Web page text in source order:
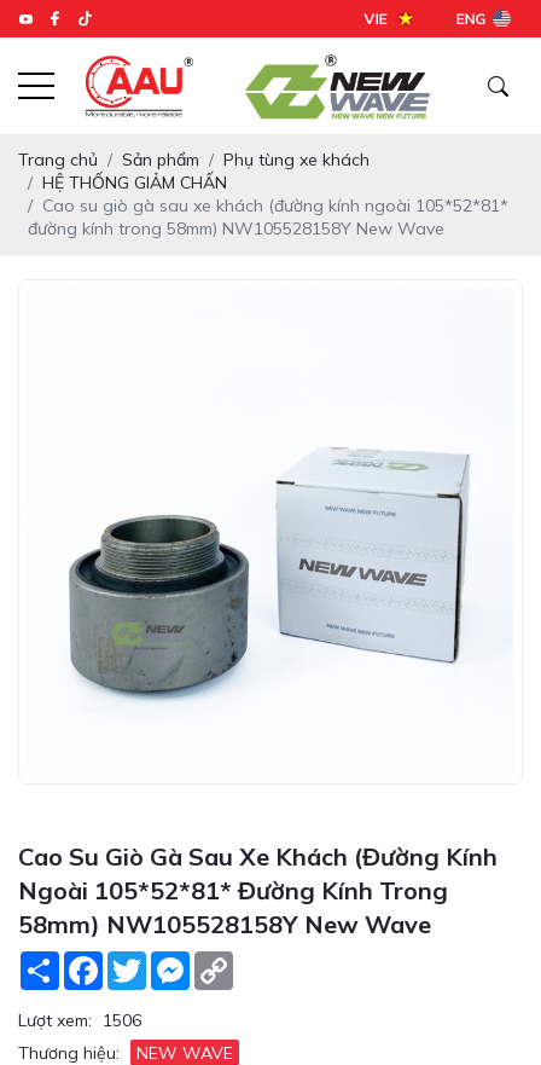
Trang chủ Sản phẩm
Phụ tùng xe khách
HỆ THỐNG GIẢM CHẤN
Cao su giò gà sau xe khách (đường kính ngoài 105*52*81*
đường kính trong 58mm) NW105528158Y New Wave
Cao Su Giò Gà Sau Xe Khách (đường Kính
Ngoài 105*52*81* Đường Kính Trong
58mm) NW105528158Y New Wave
Share Facebook
TwitterMessenger
Lượt xem:
1506
Thương hiệu:
NEW WAVE